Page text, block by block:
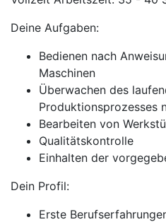
Deine Aufgaben:
Bedienen nach
Maschinen
Überwachen des
Produktionsprozesses
Bearbeiten von
Qualitätskontrolle
Einhalten der
Dein Profil:
Erste